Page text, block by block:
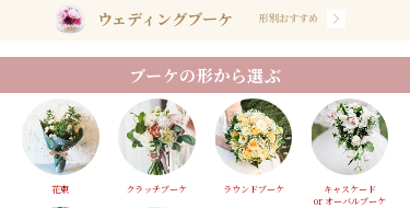
ウェディングブーケ 形別おすすめ
ブーケの形から選ぶ
花束 クラッチブーケ ラウンドブーケ
キャスケード
or オーバルブーケ